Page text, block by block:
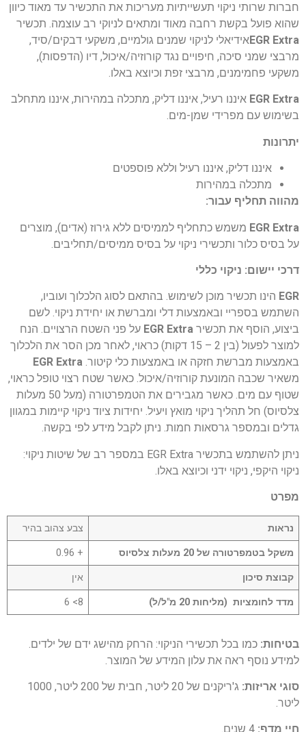
חברות שרותי ניקוי תעשייתיות מעריכות את התכשיר עד מאוד כיוון
שהוא פועל בקשת רחבה מאוד ומתאים לניוקי רב עוצמה. תכשיר
EGR Extraאידיאלי לניקוי שמנים גולמיים, משקעי דבקים/סיד,
מרבצי שמני סיכה, חיפויים נגד קורוזיה/איכול, דיו (הדפסות),
משקעי פחמימנים, מרבצי זפת וכיוצא באלו.
EGR Extra איננו רעיל, איננו דליק, מתכלה במהירות, איננו מתחלב
בשימוש עם מפרידי שמן-מים.
יתרונות
איננו דליק, איננו רעיל וללא פוספטים
מתכלה במהירות
מהווה תחליף עבור:
EGR Extra משמש כתחליף לממיסים ללא גירוז (אדים), מוצרים
על בסיס כלור ותכשירי ניקוי על בסיס ממיסים/תחליבים.
דרכי יישום: ניקוי כללי
EGR הינו תכשיר מוכן לשימוש. בהתאם לסוג הלכלוך ועוביו,
השתמש בספריי ובאמצעות דלי ומברשת או יחידת ניקוי. לשם
ביצוע, הוסף את תכשיר EGR Extra על פני השטח הרצויים. הנח
למוצר לפעול (בין 2 – 15 דקות) כראוי, לאחר מכן הסר את הלכלוך
באמצעות מברשת חזקה או באמצעות כלי קיטור.
משאיר שכבה המונעת קורוזיה/איכול. כאשר שטח רצוי טופל כראוי,
שטוף עם מים. כאשר מגבירים את הטמפרטורה (מעל 50 מעלות
צלסיוס) חל תהליך ניקוי מואץ ויעיל. יחידות ציוד ניקוי קיימות במגוון
גדלים ובמספר גרסאות חמות. ניתן לקבל מידע לפי בקשה.
ניתן להשתמש בתכשיר EGR Extra במספר רב של שיטות ניקוי:
ניקוי היקפי, ניקוי ידני וכיוצא באלו.
מפרט
נראות צבע צהוב בהיר
משקל בטמפרטורה של 20 מעלות צלסיוס + 0.96
קבוצת סיכון אין
מדד לחומציות (מליחות 20 מ"ל/ל) 8> 6
בטיחות: כמו בכל תכשירי הניקוי: הרחק מהישג ידם של ילדים.
למידע נוסף ראה את עלון המידע של המוצר.
סוגי אריזות:
ג'ריקנים של 20 ליטר, חבית של 200 ליטר, 1000
ליטר.
חיי מדף: